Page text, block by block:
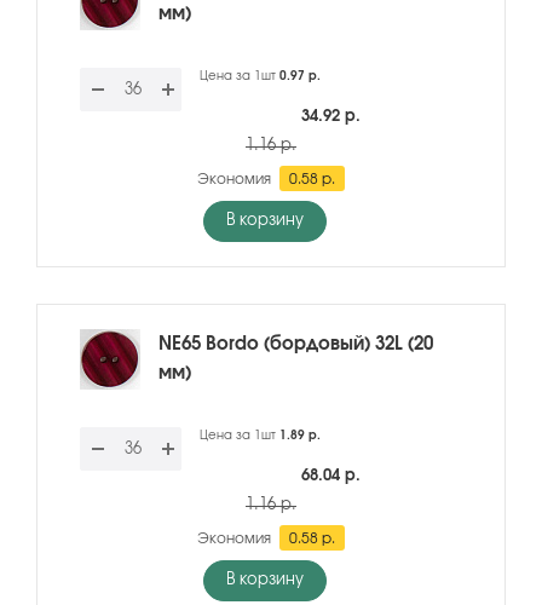
мм)
Цена за 1шт 0.97 р.
34.92 р.
1.16 р.
Экономия 0.58 р.
В корзину
NE65 Bordo (бордовый) 32L (20
мм)
Цена за 1шт 1.89 р.
68.04 р.
1.16 р.
Экономия 0.58 р.
В корзину